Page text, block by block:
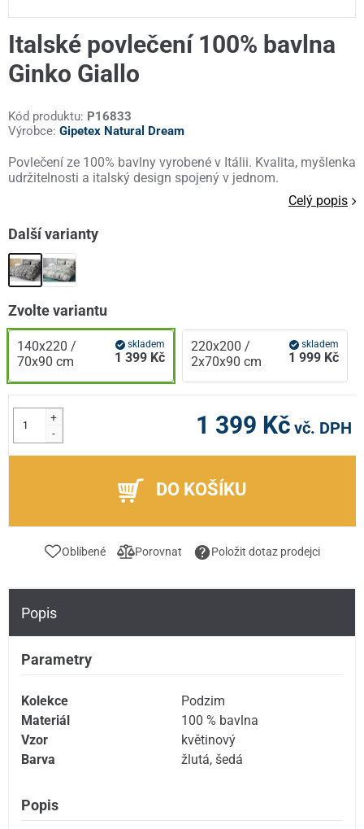
Italské povlečení 100% bavlna
Ginko Giallo
Kód produktu: P16833
Výrobce: Gipetex Natural Dream
Povlečení ze 100% bavlny vyrobené v Itálii. Kvalita, myšlenka
udržitelnosti a italský design spojený v jednom.
Celý popis
Další varianty
Zvolte variantu
140x220 /
70x90 cm
skladem
1 399 Kč
220x200 /
2x70x90 cm
skladem
1 999 Kč
+
-
1 399 Kč vč. DPH
DO KOŠÍKU
Oblíbené Porovnat Položit dotaz prodejci
Popis
Parametry
Kolekce
Podzim
Materiál
100 % bavlna
Vzor
květinový
Barva
žlutá,šedá
Popis